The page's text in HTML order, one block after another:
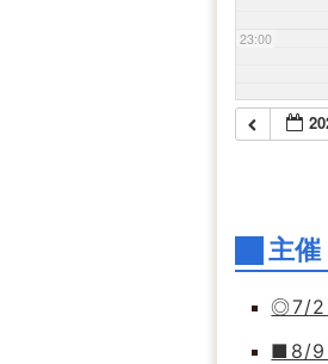
23:00
主催
◎7/
■8/9(